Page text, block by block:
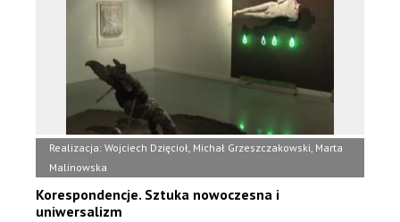
Realizacja: Wojciech Dzięcioł, Michał Grzeszczakowski, Marta
Malinowska
Korespondencje. Sztuka nowoczesna i
uniwersalizm